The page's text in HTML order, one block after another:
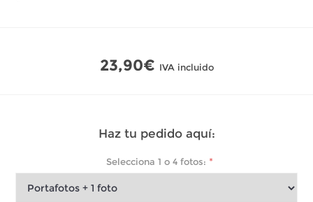
23,90€ IVA incluido
Haz tu pedido aquí:
Selecciona 1 o 4 fotos: *